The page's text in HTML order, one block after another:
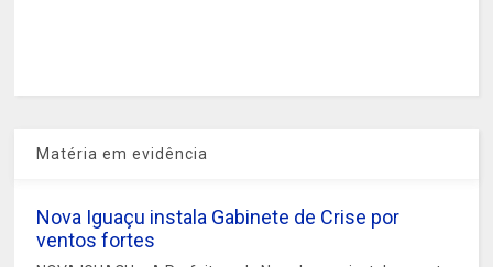
Matéria em evidência
Nova Iguaçu instala Gabinete de Crise por
ventos fortes